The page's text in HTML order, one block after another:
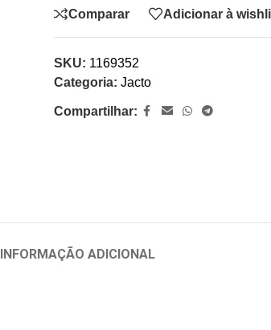
Comparar Adicionar à
SKU: 1169352
Categoria: Jacto
Compartilhar:
INFORMAÇÃO ADICIONAL